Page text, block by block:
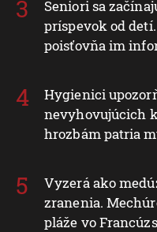
Seniori sa
príspevok od
poisťovňa im
Hygienici
nevyhovujúcich
hrozbám patria
Vyzerá ako
zranenia.
pláže vo